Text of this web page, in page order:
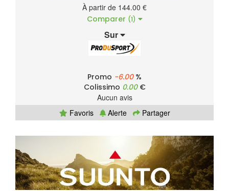
À partir de 144.00 €
Comparer (1)
Sur
Promo -6.00%
Colissimo 0.00€
Aucun avis
Favoris
Alerte Partager